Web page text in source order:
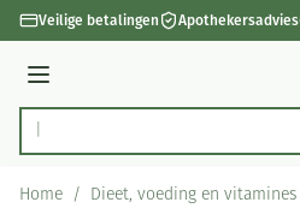
Ga naar de inhoud
Veilige betalingen Apothekersadvies
Menu
Product, merk, categorie...
Home / Dieet, voeding en vitamines